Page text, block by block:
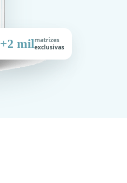
+2 milmatrizes
exclusivas